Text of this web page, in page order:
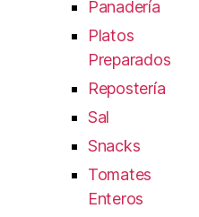
Panadería
Platos
Preparados
Repostería
Sal
Snacks
Tomates
Enteros